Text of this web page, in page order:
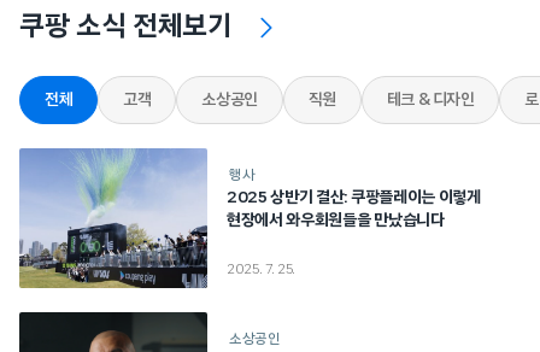
쿠팡 소식 전체보기
전체 고객 소상공인 직원 테크 & 디자인
행사
2025 상반기 결산: 쿠팡플레이는 이렇게
현장에서 와우회원들을 만났습니다
2025. 7. 25.
소상공인